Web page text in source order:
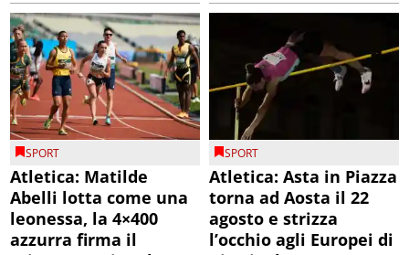
SPORT
Atletica: Matilde
Abelli lotta come una
leonessa, la 4×400
azzurra firma il
SPORT
Atletica: Asta in Piazza
torna ad Aosta il 22
agosto e strizza
l’occhio agli Europei di